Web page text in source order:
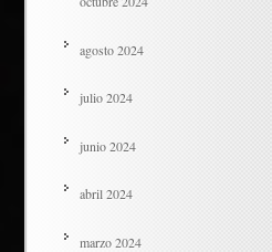
agosto 2024
julio 2024
junio 2024
abril 2024
marzo 2024